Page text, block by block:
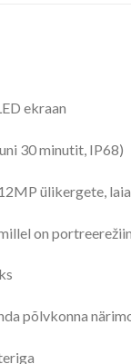
ekraan
30 minutit, IP68)
ülikergete,
on
põlvkonna